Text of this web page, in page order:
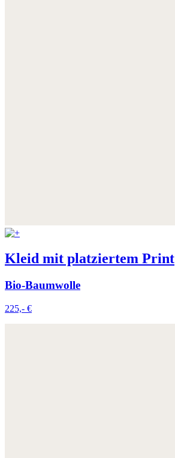
Kleid mit platziertem Print
Bio-Baumwolle
225,- €